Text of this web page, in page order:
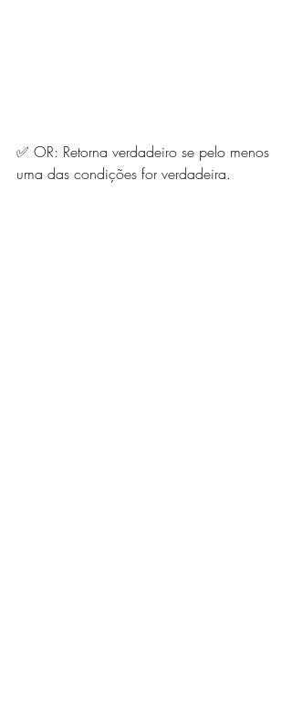
✅ OR: Retorna verdadeiro se pelo menos
uma das condições for verdadeira.